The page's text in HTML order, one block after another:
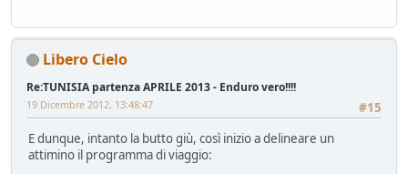
Libero Cielo
Re:TUNISIA partenza APRILE 2013 - Enduro vero!!!!
#15
19 Dicembre 2012, 13:48:47
E dunque, intanto la butto giù, così inizio a delineare un
attimino il programma di viaggio: